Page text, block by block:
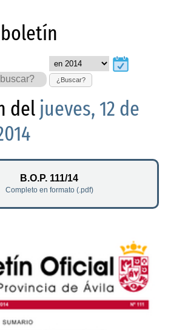
boletín
¿Buscar?
del jueves, 12 de
B.O.P. 111/14
Completo en formato (.pdf)